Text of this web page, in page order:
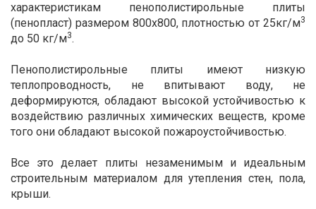
характеристикам пенополистирольные плиты
(пенопласт) размером 800х800, плотностью от 25кг/м3
до 50 кг/м3.
Пенополистирольные плиты имеют низкую
теплопроводность, не впитывают воду, не
деформируются, обладают высокой устойчивостью к
воздействию различных химических веществ, кроме
того они обладают высокой пожароустойчивостью.
Все это делает плиты незаменимым и идеальным
строительным материалом для утепления стен, пола,
крыши.